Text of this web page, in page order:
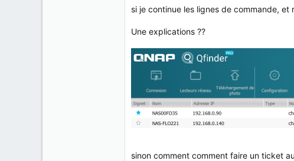
si je continue les lignes de commande,
Une explications ??
sinon comment comment faire un ticket